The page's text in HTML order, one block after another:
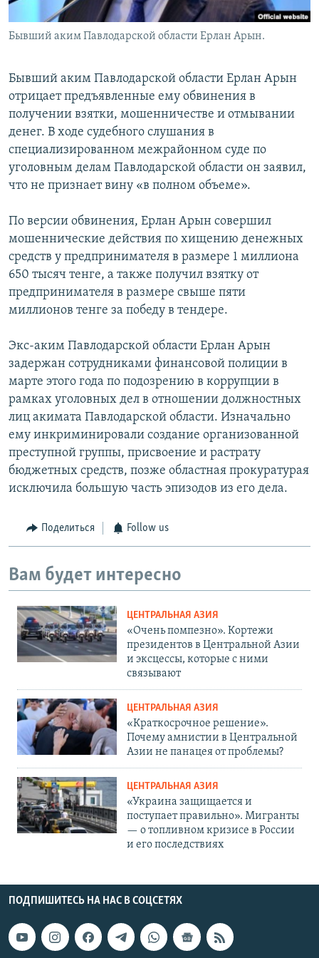
​Бывший аким Павлодарской области Ерлан Арын.
Бывший аким Павлодарской области Ерлан Арын
отрицает предъявленные ему обвинения в
получении взятки, мошенничестве и отмывании
денег. В ходе судебного слушания в
специализированном межрайонном суде по
уголовным делам Павлодарской области он заявил,
что не признает вину «в полном объеме».
По версии обвинения, Ерлан Арын совершил
мошеннические действия по хищению денежных
средств у предпринимателя в размере 1 миллиона
650 тысяч тенге, а также получил взятку от
предпринимателя в размере свыше пяти
миллионов тенге за победу в тендере.
Экс-аким Павлодарской области Ерлан Арын
задержан сотрудниками финансовой полиции в
марте этого года по подозрению в коррупции в
рамках уголовных дел в отношении должностных
лиц акимата Павлодарской области. Изначально
ему инкриминировали создание организованной
преступной группы, присвоение и растрату
бюджетных средств, позже областная прокуратурая
исключила большую часть эпизодов из его дела.
Поделиться Follow us
Вам будет интересно
ЦЕНТРАЛЬНАЯ АЗИЯ
«Очень помпезно». Кортежи
президентов в Центральной Азии
и эксцессы, которые с ними
связывают
ЦЕНТРАЛЬНАЯ АЗИЯ
«Краткосрочное решение».
Почему амнистии в Центральной
Азии не панацея от проблемы?
ЦЕНТРАЛЬНАЯ АЗИЯ
«Украина защищается и
поступает правильно». Мигранты
— о топливном кризисе в России
и его последствиях
ПОДПИШИТЕСЬ НА НАС В СОЦСЕТЯХ